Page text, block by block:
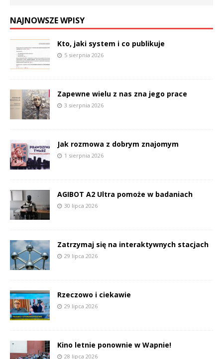
NAJNOWSZE WPISY
Kto, jaki system i co publikuje
5 sierpnia 2026
Zapewne wielu z nas zna jego prace
3 sierpnia 2026
Jak rozmowa z dobrym znajomym
1 sierpnia 2026
AGIBOT A2 Ultra pomoże w badaniach
30 lipca 2026
Zatrzymaj się na interaktywnych stacjach
29 lipca 2026
Rzeczowo i ciekawie
29 lipca 2026
Kino letnie ponownie w Wapnie!
28 lipca 2026